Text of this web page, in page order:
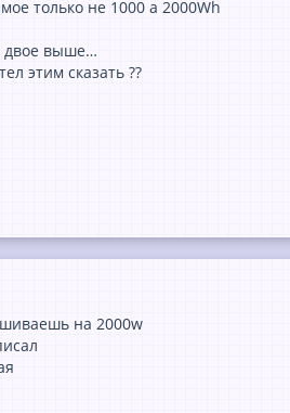
только не 1000 а 2000Wh
двое выше…
этим сказать ??
на 2000w